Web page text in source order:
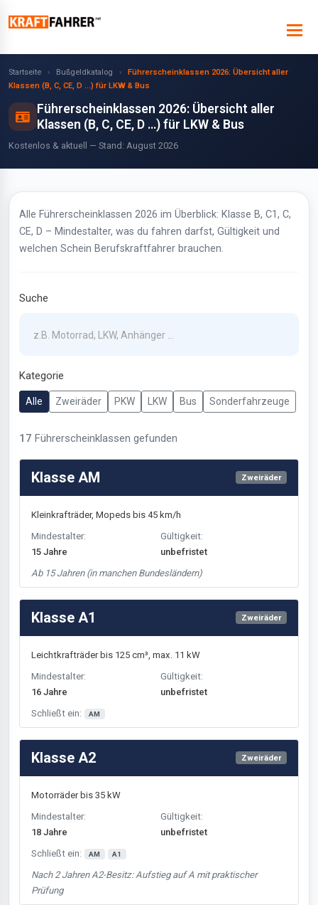
Startseite › Bußgeldkatalog ›
Führerscheinklassen 2026: Übersicht aller
Klassen (B, C, CE, D …) für LKW & Bus
Führerscheinklassen 2026: Übersicht aller
Klassen (B, C, CE, D …) für LKW & Bus
Kostenlos & aktuell — Stand: August 2026
Alle Führerscheinklassen 2026 im Überblick: Klasse B, C1, C,
CE, D – Mindestalter, was du fahren darfst, Gültigkeit und
welchen Schein Berufskraftfahrer brauchen.
Suche
Kategorie
Alle Zweiräder PKW LKW Bus Sonderfahrzeuge
17 Führerscheinklassen gefunden
Klasse AM Zweiräder
Kleinkrafträder, Mopeds bis 45 km/h
Mindestalter:
15 Jahre
Gültigkeit:
unbefristet
Ab 15 Jahren (in manchen Bundesländern)
Klasse A1 Zweiräder
Leichtkrafträder bis 125 cm³, max. 11 kW
Mindestalter:
16 Jahre
Gültigkeit:
unbefristet
Schließt ein:
AM
Klasse A2 Zweiräder
Motorräder bis 35 kW
Mindestalter:
18 Jahre
Gültigkeit:
unbefristet
Schließt ein:
AM A1
Nach 2 Jahren A2-Besitz: Aufstieg auf A mit praktischer
Prüfung